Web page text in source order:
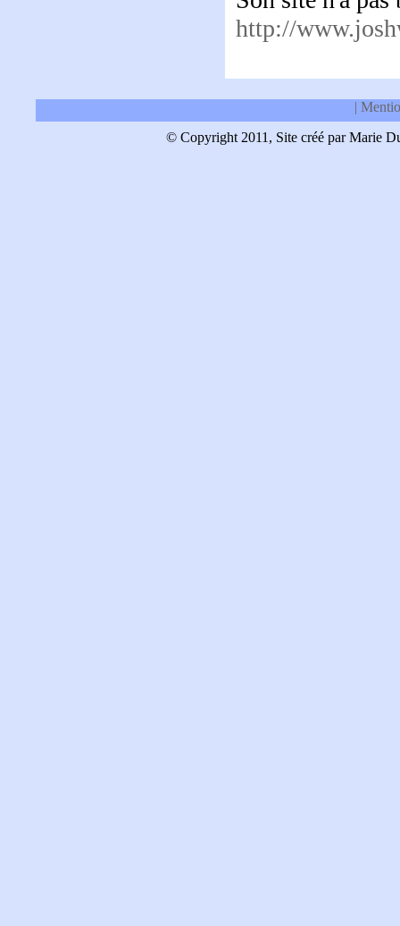
http://
|
© Copyright 2011, Site créé par Marie